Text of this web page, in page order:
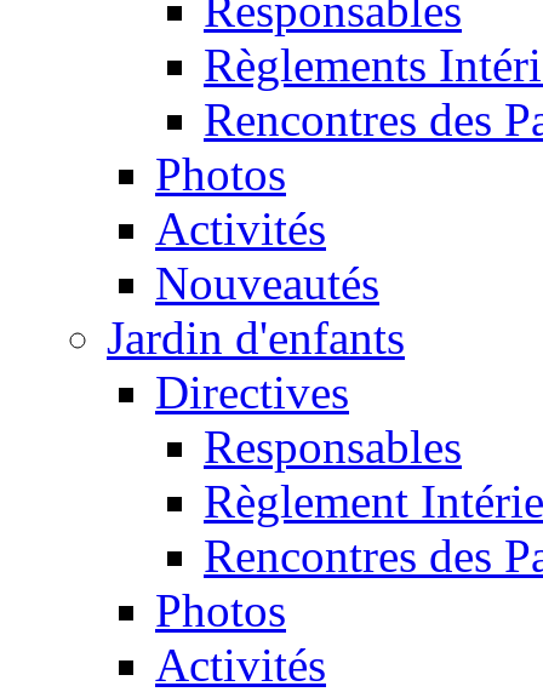
Règlements
Rencontres des
Photos
Activités
Nouveautés
Jardin d'enfants
Directives
Responsables
Règlement
Rencontres des
Photos
Activités